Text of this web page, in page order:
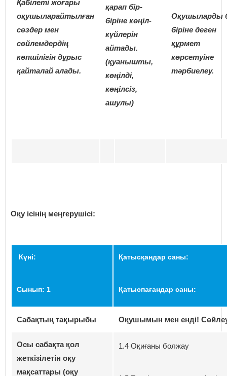
Қабілеті жоғары
оқушыларайтылған
сөздер мен
сөйлемдердің
көпшілігін дұрыс
қайталай алады.
қарап бір-
біріне көңіл-
күйлерін
айтады.
(қуанышты,
көңілді,
көңілсіз,
ашулы)
Оқушыларды
біріне деген
құрмет
көрсетуіне
тәрбиелеу.
Оқу ісінің меңгерушісі:
Күні:
Сынып: 1
Қатысқандар саны:
Қатыспағандар саны:
Сабақтың тақырыбы Оқушымын мен енді!
Осы сабақта қол
жеткізілетін оқу
мақсаттары (оқу
1.4 Оқиғаны болжау